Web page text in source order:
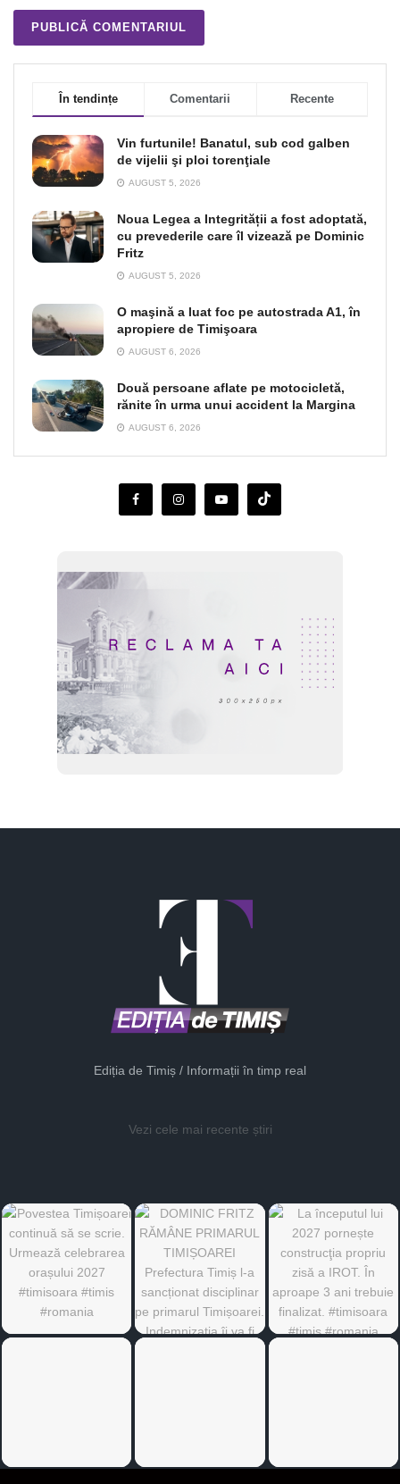
În tendințe Comentarii Recente
Vin furtunile! Banatul, sub cod galben
de vijelii şi ploi torenţiale
AUGUST 5, 2026
Noua Legea a Integrității a fost adoptată,
cu prevederile care îl vizează pe Dominic
Fritz
AUGUST 5, 2026
O maşină a luat foc pe autostrada A1, în
apropiere de Timişoara
AUGUST 6, 2026
Două persoane aflate pe motocicletă,
rănite în urma unui accident la Margina
AUGUST 6, 2026
Ediția de Timiș / Informații în timp real
Vezi cele mai recente știri